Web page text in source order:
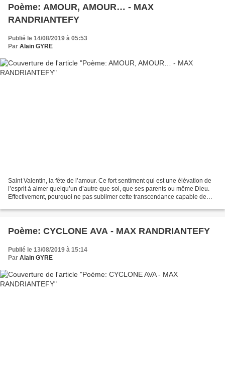
Poème: AMOUR, AMOUR… - MAX
RANDRIANTEFY
Publié le 14/08/2019 à 05:53
Par Alain GYRE
Saint Valentin, la fête de l’amour. Ce fort sentiment qui est une élévation de
l’esprit à aimer quelqu’un d’autre que soi, que ses parents ou même Dieu.
Effectivement, pourquoi ne pas sublimer cette transcendance capable de
Poème: CYCLONE AVA - MAX RANDRIANTEFY
Publié le 13/08/2019 à 15:14
Par Alain GYRE